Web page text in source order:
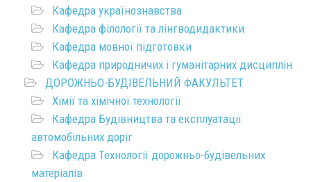
Кафедра українознавства
Кафедра філології та лінгводидактики
Кафедра мовної підготовки
Кафедра природничих і гуманітарних дисциплін
ДОРОЖНЬО-БУДІВЕЛЬНИЙ ФАКУЛЬТЕТ
Хімії та хімічної технології
Кафедра Будівництва та експлуатації
автомобільних доріг
Кафедра Технології дорожньо-будівельних
матеріалів